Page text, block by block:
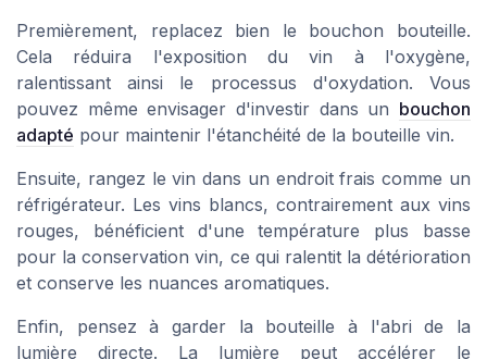
Premièrement, replacez bien le bouchon bouteille.
Cela réduira l'exposition du vin à l'oxygène,
ralentissant ainsi le processus d'oxydation. Vous
pouvez même envisager d'investir dans un bouchon
adapté pour maintenir l'étanchéité de la bouteille vin.
Ensuite, rangez le vin dans un endroit frais comme un
réfrigérateur. Les vins blancs, contrairement aux vins
rouges, bénéficient d'une température plus basse
pour la conservation vin, ce qui ralentit la détérioration
et conserve les nuances aromatiques.
Enfin, pensez à garder la bouteille à l'abri de la
lumière directe. La lumière peut accélérer le